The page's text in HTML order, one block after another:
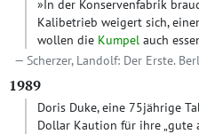
»In der Konservenfabrik
Kalibetrieb weigert sich,
wollen die Kumpel auch
Scherzer, Landolf: Der Erste.
1989
Doris Duke, eine 75jährige
Dollar Kaution für ihre „gute